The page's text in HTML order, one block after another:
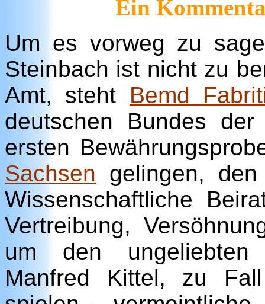
Ein
Um es vorweg zu
Steinbach ist nicht zu
Amt, steht Bemd
deutschen Bundes
ersten
Sachsen gelingen,
Wissenschaftliche
Vertreibung,
um den ungeliebten
Manfred Kittel, zu